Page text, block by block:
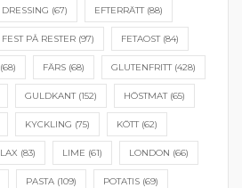
DRESSING (67) EFTERRÄTT(88)
FEST PÅ RESTER(97) FETAOST(84)
FÄRS(68) GLUTENFRITT(428)
GULDKANT(152) HÖSTMAT(65)
KYCKLING (75) KÖTT(62)
LAX (83) LIME (61) LONDON (66)
PASTA(109) POTATIS(69)